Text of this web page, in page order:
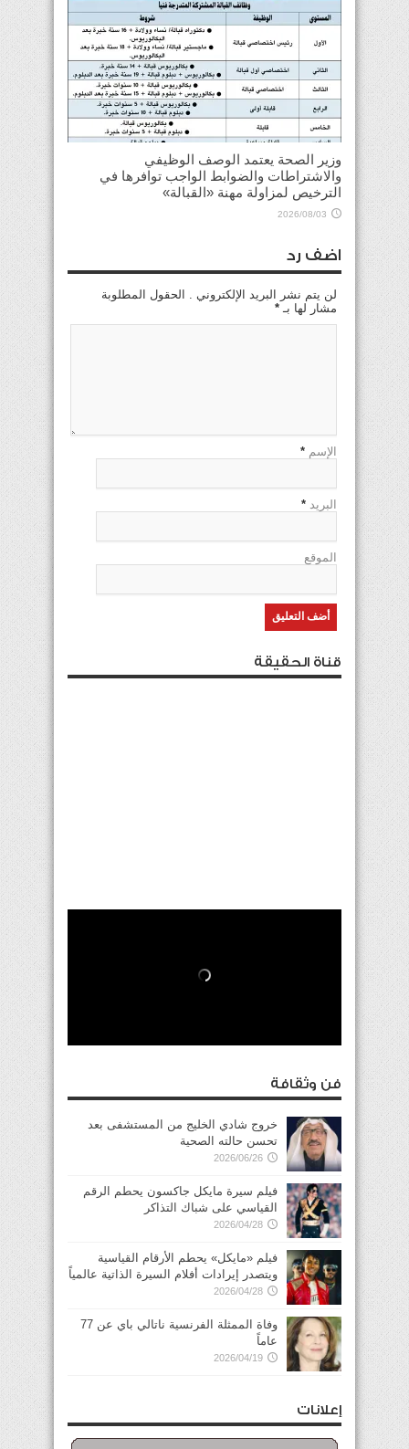
وزير الصحة يعتمد الوصف الوظيفي
والاشتراطات والضوابط الواجب توافرها في
الترخيص لمزاولة مهنة «القبالة»
2026/08/03
اضف رد
لن يتم نشر البريد الإلكتروني . الحقول المطلوبة
مشار لها بـ *
الإسم *
البريد *
الموقع
قناة الحقيقة
فن وثقافة
خروج شادي الخليج من المستشفى بعد
تحسن حالته الصحية
2026/06/26
فيلم سيرة مايكل جاكسون يحطم الرقم
القياسي على شباك التذاكر
2026/04/28
فيلم «مايكل» يحطم الأرقام القياسية
ويتصدر إيرادات أفلام السيرة الذاتية عالمياً
2026/04/28
وفاة الممثلة الفرنسية ناتالي باي عن 77
عاماً
2026/04/19
إعلانات